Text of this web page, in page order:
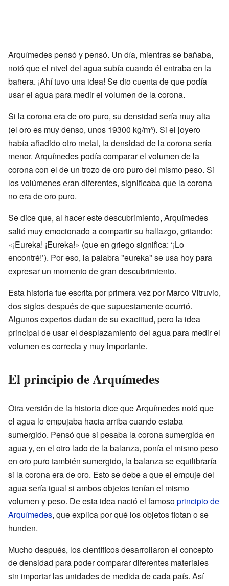
Arquímedes pensó y pensó. Un día, mientras se bañaba,
notó que el nivel del agua subía cuando él entraba en la
bañera. ¡Ahí tuvo una idea! Se dio cuenta de que podía
usar el agua para medir el volumen de la corona.
Si la corona era de oro puro, su densidad sería muy alta
(el oro es muy denso, unos 19300 kg/m³). Si el joyero
había añadido otro metal, la densidad de la corona sería
menor. Arquímedes podía comparar el volumen de la
corona con el de un trozo de oro puro del mismo peso. Si
los volúmenes eran diferentes, significaba que la corona
no era de oro puro.
Se dice que, al hacer este descubrimiento, Arquímedes
salió muy emocionado a compartir su hallazgo, gritando:
«¡Eureka! ¡Eureka!» (que en griego significa: ‘¡Lo
encontré!’). Por eso, la palabra "eureka" se usa hoy para
expresar un momento de gran descubrimiento.
Esta historia fue escrita por primera vez por Marco Vitruvio,
dos siglos después de que supuestamente ocurrió.
Algunos expertos dudan de su exactitud, pero la idea
principal de usar el desplazamiento del agua para medir el
volumen es correcta y muy importante.
El principio de Arquímedes
Otra versión de la historia dice que Arquímedes notó que
el agua lo empujaba hacia arriba cuando estaba
sumergido. Pensó que si pesaba la corona sumergida en
agua y, en el otro lado de la balanza, ponía el mismo peso
en oro puro también sumergido, la balanza se equilibraría
si la corona era de oro. Esto se debe a que el empuje del
agua sería igual si ambos objetos tenían el mismo
volumen y peso. De esta idea nació el famosoprincipio de
Arquímedes, que explica por qué los objetos flotan o se
hunden.
Mucho después, los científicos desarrollaron el concepto
de densidad para poder comparar diferentes materiales
sin importar las unidades de medida de cada país. Así